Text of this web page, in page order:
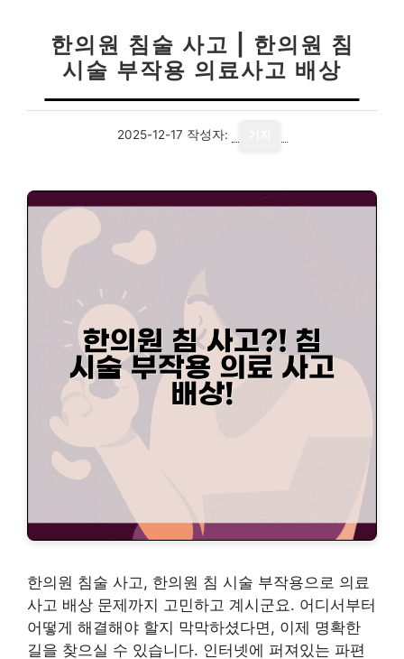
한의원 침술 사고 | 한의원 침
시술 부작용 의료사고 배상
2025-12-17 작성자:
한의원 침술 사고, 한의원 침 시술 부작용으로 의료
사고 배상 문제까지 고민하고 계시군요. 어디서부터
어떻게 해결해야 할지 막막하셨다면, 이제 명확한
길을 찾으실 수 있습니다. 인터넷에 퍼져있는 파편